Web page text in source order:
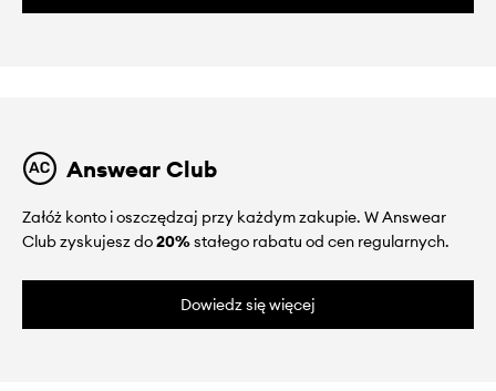
Answear Club
Załóż konto i oszczędzaj przy każdym zakupie. W Answear
Club zyskujesz do20%stałego rabatu od cen regularnych.
Dowiedz się więcej